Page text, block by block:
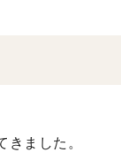
ました。